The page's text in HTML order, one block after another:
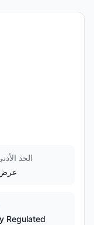
الحد
عرض
Regulated